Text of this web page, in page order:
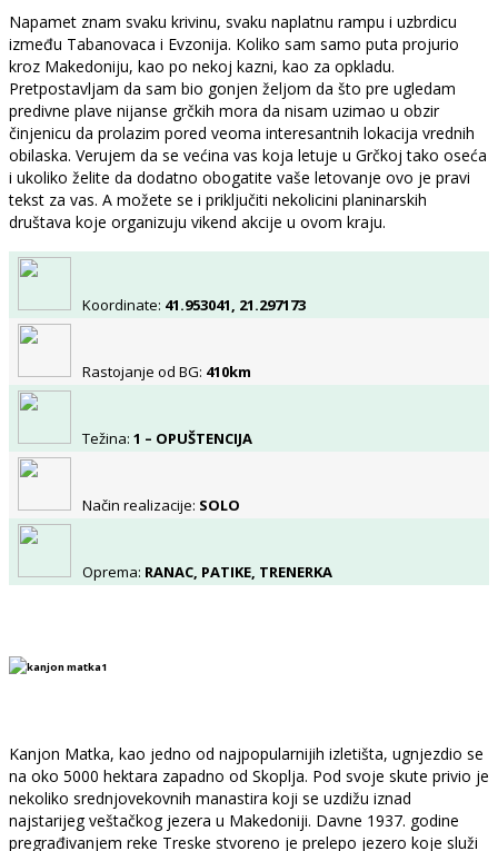
Napamet znam svaku krivinu, svaku naplatnu rampu i uzbrdicu
između Tabanovaca i Evzonija. Koliko sam samo puta projurio
kroz Makedoniju, kao po nekoj kazni, kao za opkladu.
Pretpostavljam da sam bio gonjen željom da što pre ugledam
predivne plave nijanse grčkih mora da nisam uzimao u obzir
činjenicu da prolazim pored veoma interesantnih lokacija vrednih
obilaska. Verujem da se većina vas koja letuje u Grčkoj tako oseća
i ukoliko želite da dodatno obogatite vaše letovanje ovo je pravi
tekst za vas. A možete se i priključiti nekolicini planinarskih
društava koje organizuju vikend akcije u ovom kraju.
Koordinate: 41.953041, 21.297173
Rastojanje od BG: 410km
Težina: 1 – OPUŠTENCIJA
Način realizacije: SOLO
Oprema: RANAC, PATIKE, TRENERKA
Kanjon Matka, kao jedno od najpopularnijih izletišta, ugnjezdio se
na oko 5000 hektara zapadno od Skoplja. Pod svoje skute privio je
nekoliko srednjovekovnih manastira koji se uzdižu iznad
najstarijeg veštačkog jezera u Makedoniji. Davne 1937. godine
pregrađivanjem reke Treske stvoreno je prelepo jezero koje služi